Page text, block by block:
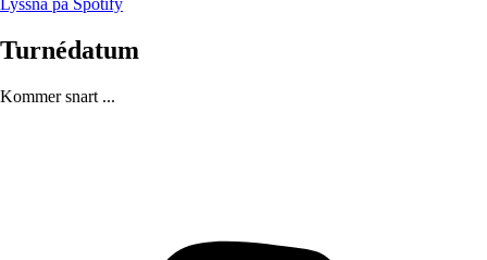
Lyssna på Spotify
Turnédatum
Kommer snart ...